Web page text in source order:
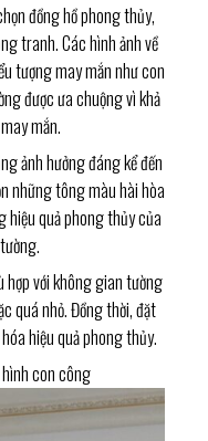
đồng hồ phong thủy,
tranh. Các hình ảnh về
tượng may mắn như con
được ưa chuộng vì khả
mắn.
ảnh hưởng đáng kể đến
những tông màu hài hòa
hiệu quả phong thủy của
với không gian tường
quá nhỏ. Đồng thời, đặt
hiệu quả phong thủy.
con công